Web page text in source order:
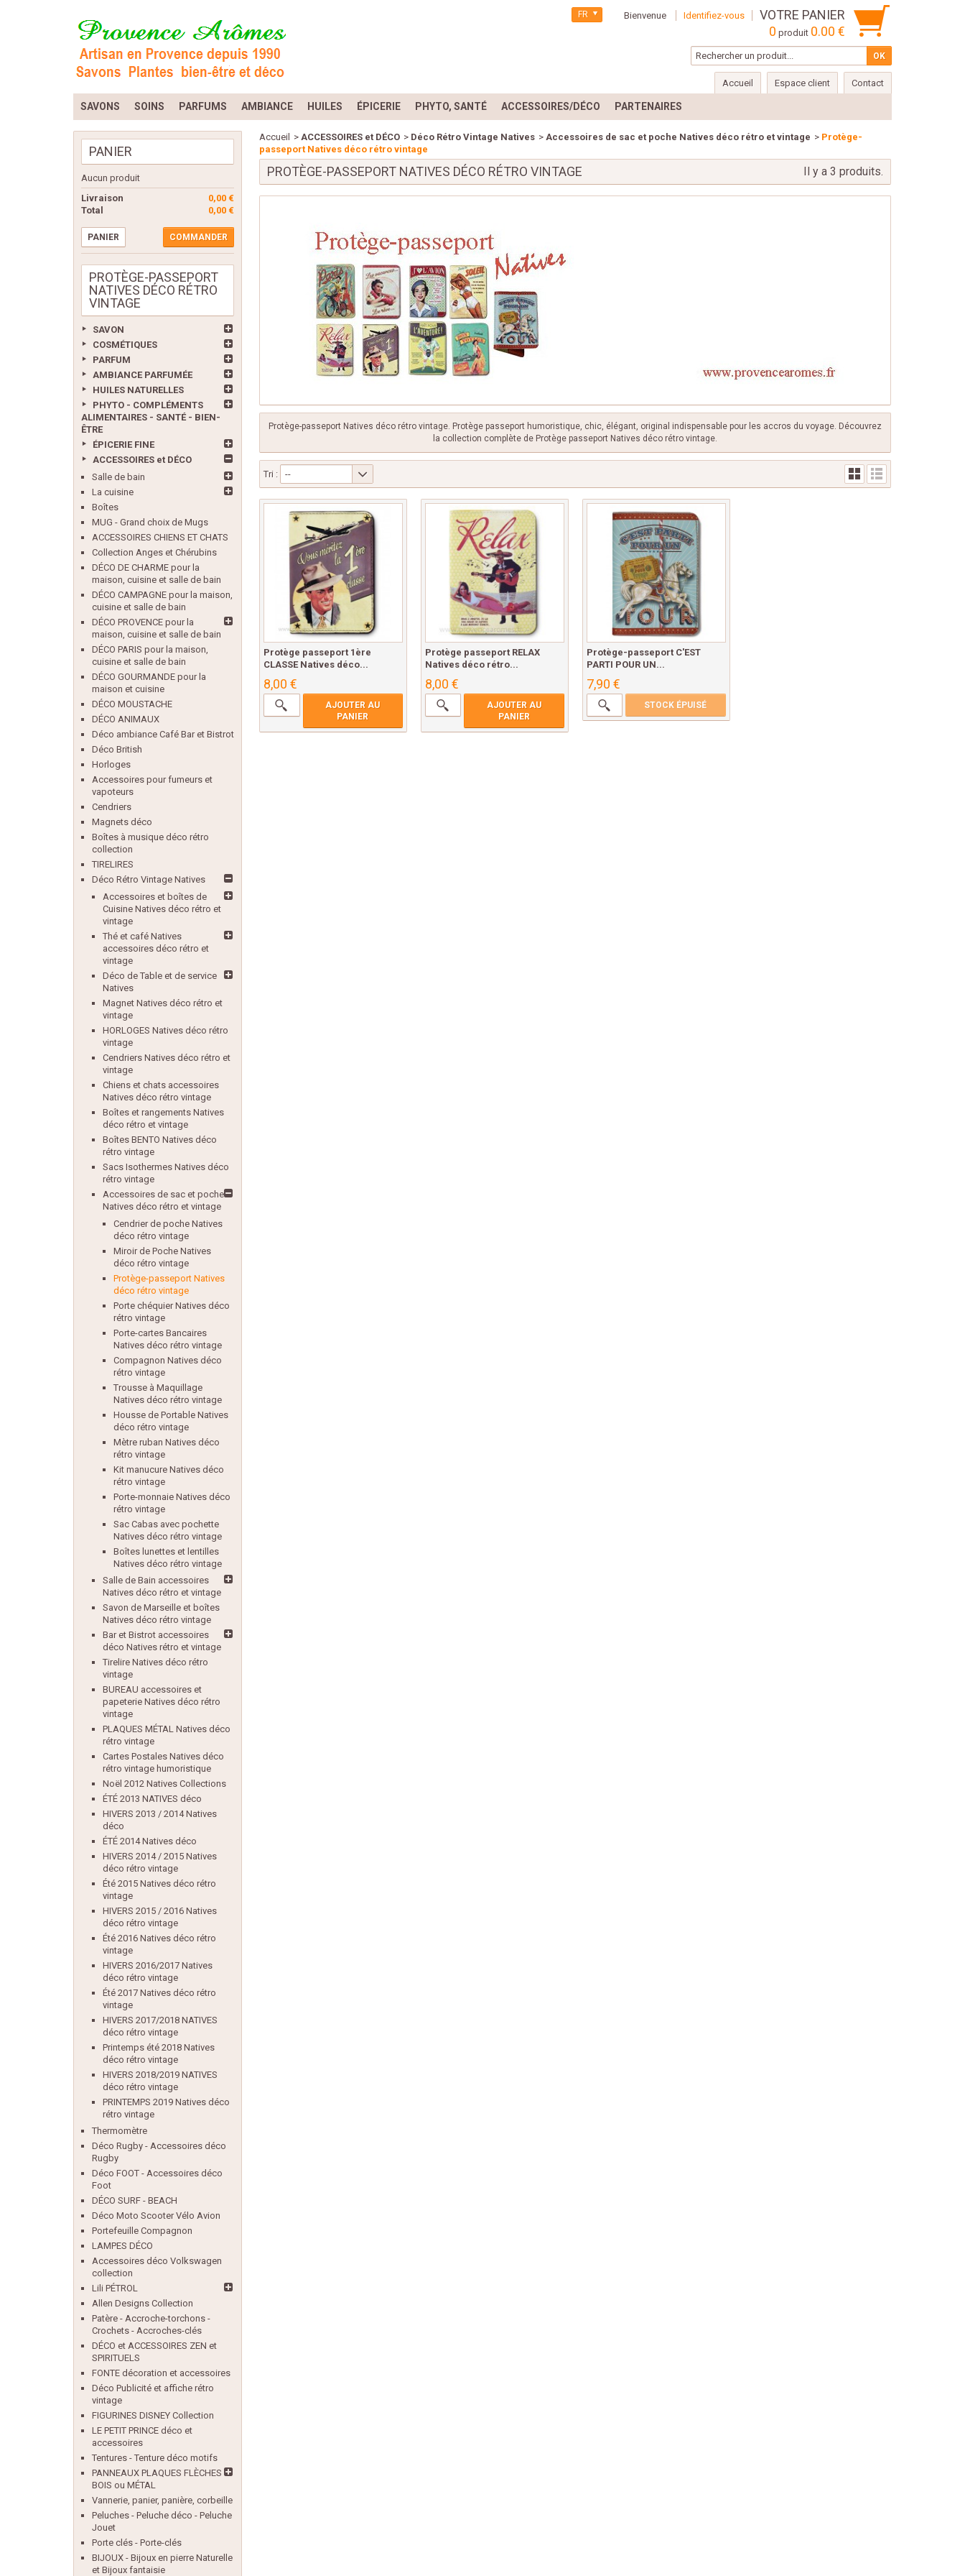
Bienvenue Identifiez-vous
VOTRE PANIER
0 produit 0.00 €
FR
Accueil Espace client Contact
SAVONS SOINS PARFUMS AMBIANCE HUILES ÉPICERIE PHYTO, SANTÉ ACCESSOIRES/DÉCO PARTENAIRES
PANIER
Aucun produit
0,00 €
Livraison
0,00 €
Total
PANIER COMMANDER
PROTÈGE-PASSEPORT
NATIVES DÉCO RÉTRO
VINTAGE
SAVON
COSMÉTIQUES
PARFUM
AMBIANCE PARFUMÉE
HUILES NATURELLES
PHYTO - COMPLÉMENTS
ALIMENTAIRES - SANTÉ - BIEN-
ÊTRE
ÉPICERIE FINE
ACCESSOIRES et DÉCO
Salle de bain
La cuisine
Boîtes
MUG - Grand choix de Mugs
ACCESSOIRES CHIENS ET CHATS
Collection Anges et Chérubins
DÉCO DE CHARME pour la
maison, cuisine et salle de bain
DÉCO CAMPAGNE pour la maison,
cuisine et salle de bain
DÉCO PROVENCE pour la
maison, cuisine et salle de bain
DÉCO PARIS pour la maison,
cuisine et salle de bain
DÉCO GOURMANDE pour la
maison et cuisine
DÉCO MOUSTACHE
DÉCO ANIMAUX
Déco ambiance Café Bar et Bistrot
Déco British
Horloges
Accessoires pour fumeurs et
vapoteurs
Cendriers
Magnets déco
Boîtes à musique déco rétro
collection
TIRELIRES
Déco Rétro Vintage Natives
Accessoires et boîtes de
Cuisine Natives déco rétro et
vintage
Thé et café Natives
accessoires déco rétro et
vintage
Déco de Table et de service
Natives
Magnet Natives déco rétro et
vintage
HORLOGES Natives déco rétro
vintage
Cendriers Natives déco rétro et
vintage
Chiens et chats accessoires
Natives déco rétro vintage
Boîtes et rangements Natives
déco rétro et vintage
Boîtes BENTO Natives déco
rétro vintage
Sacs Isothermes Natives déco
rétro vintage
Accessoires de sac et poche
Natives déco rétro et vintage
Cendrier de poche Natives
déco rétro vintage
Miroir de Poche Natives
déco rétro vintage
Protège-passeport Natives
déco rétro vintage
Porte chéquier Natives déco
rétro vintage
Porte-cartes Bancaires
Natives déco rétro vintage
Compagnon Natives déco
rétro vintage
Trousse à Maquillage
Natives déco rétro vintage
Housse de Portable Natives
déco rétro vintage
Mètre ruban Natives déco
rétro vintage
Kit manucure Natives déco
rétro vintage
Porte-monnaie Natives déco
rétro vintage
Sac Cabas avec pochette
Natives déco rétro vintage
Boîtes lunettes et lentilles
Natives déco rétro vintage
Salle de Bain accessoires
Natives déco rétro et vintage
Savon de Marseille et boîtes
Natives déco rétro vintage
Bar et Bistrot accessoires
déco Natives rétro et vintage
Tirelire Natives déco rétro
vintage
BUREAU accessoires et
papeterie Natives déco rétro
vintage
PLAQUES MÉTAL Natives déco
rétro vintage
Cartes Postales Natives déco
rétro vintage humoristique
Noël 2012 Natives Collections
ÉTÉ 2013 NATIVES déco
HIVERS 2013 / 2014 Natives
déco
ÉTÉ 2014 Natives déco
HIVERS 2014 / 2015 Natives
déco rétro vintage
Été 2015 Natives déco rétro
vintage
HIVERS 2015 / 2016 Natives
déco rétro vintage
Été 2016 Natives déco rétro
vintage
HIVERS 2016/2017 Natives
déco rétro vintage
Été 2017 Natives déco rétro
vintage
HIVERS 2017/2018 NATIVES
déco rétro vintage
Printemps été 2018 Natives
déco rétro vintage
HIVERS 2018/2019 NATIVES
déco rétro vintage
PRINTEMPS 2019 Natives déco
rétro vintage
Thermomètre
Déco Rugby - Accessoires déco
Rugby
Déco FOOT - Accessoires déco
Foot
DÉCO SURF - BEACH
Déco Moto Scooter Vélo Avion
Portefeuille Compagnon
LAMPES DÉCO
Accessoires déco Volkswagen
collection
Lili PÉTROL
Allen Designs Collection
Patère - Accroche-torchons -
Crochets - Accroches-clés
DÉCO et ACCESSOIRES ZEN et
SPIRITUELS
FONTE décoration et accessoires
Déco Publicité et affiche rétro
vintage
FIGURINES DISNEY Collection
LE PETIT PRINCE déco et
accessoires
Tentures - Tenture déco motifs
PANNEAUX PLAQUES FLÈCHES
BOIS ou MÉTAL
Vannerie, panier, panière, corbeille
Peluches - Peluche déco - Peluche
Jouet
Porte clés - Porte-clés
BIJOUX - Bijoux en pierre Naturelle
et Bijoux fantaisie
Accueil > ACCESSOIRES et DÉCO > Déco Rétro Vintage Natives > Accessoires de sac et poche Natives déco rétro et vintage > Protège-
passeport Natives déco rétro vintage
PROTÈGE-PASSEPORT NATIVES DÉCO RÉTRO VINTAGE Il y a 3 produits.
Protège-passeport Natives déco rétro vintage. Protège passeport humoristique, chic, élégant, original indispensable pour les accros du voyage. Découvrez
la collection complète de Protège passeport Natives déco rétro vintage.
Tri : --
Protège passeport 1ère
CLASSE Natives déco...
8,00 €
AJOUTER AU
PANIER
Protège passeport RELAX
Natives déco rétro...
8,00 €
AJOUTER AU
PANIER
Protège-passeport C'EST
PARTI POUR UN...
7,90 €
STOCK ÉPUISÉ